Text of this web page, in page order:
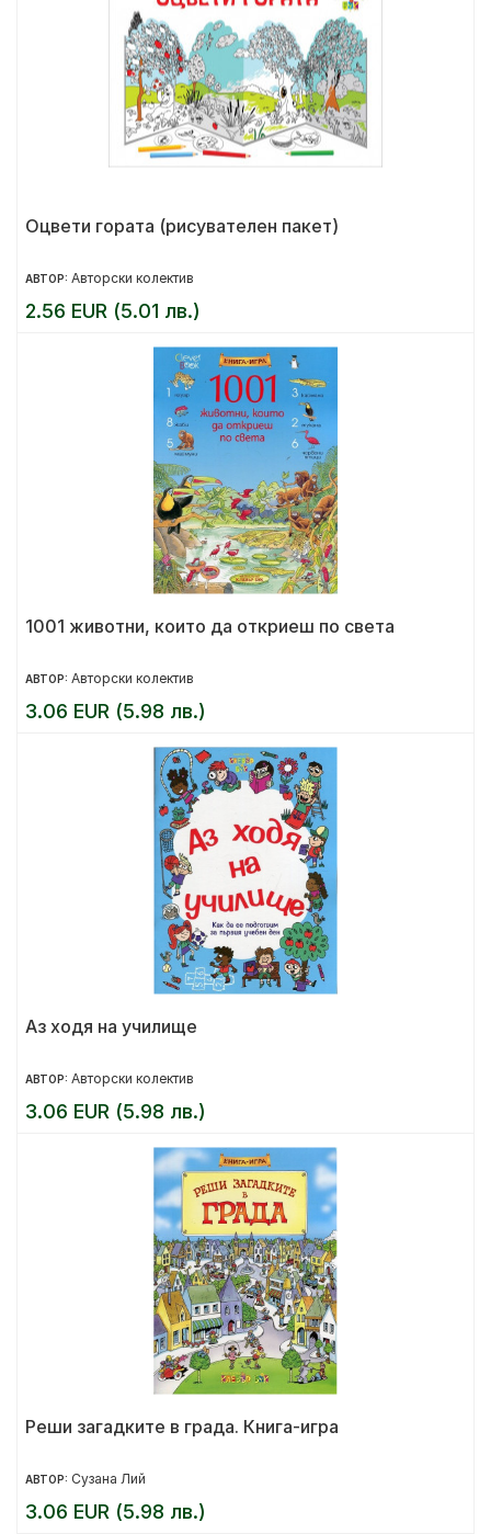
Оцвети гората (рисувателен пакет)
АВТОР: Авторски колектив
2.56 EUR (5.01 лв.)
1001 животни, които да откриеш по света
АВТОР: Авторски колектив
3.06 EUR (5.98 лв.)
Аз ходя на училище
АВТОР: Авторски колектив
3.06 EUR (5.98 лв.)
Реши загадките в града. Книга-игра
АВТОР: Сузана Лий
3.06 EUR (5.98 лв.)